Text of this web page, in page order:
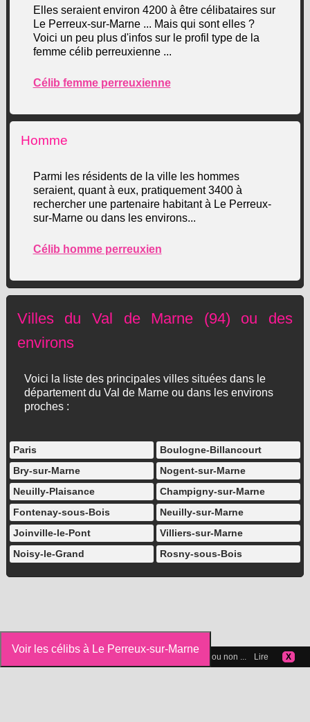
Elles seraient environ 4200 à être célibataires sur
Le Perreux-sur-Marne ... Mais qui sont elles ?
Voici un peu plus d'infos sur le profil type de la
femme célib perreuxienne ...
Célib femme perreuxienne
Homme
Parmi les résidents de la ville les hommes
seraient, quant à eux, pratiquement 3400 à
rechercher une partenaire habitant à Le Perreux-
sur-Marne ou dans les environs...
Célib homme perreuxien
Villes du Val de Marne (94) ou des
environs
Voici la liste des principales villes situées dans le
département du Val de Marne ou dans les environs
proches :
Paris
Boulogne-Billancourt
Bry-sur-Marne
Nogent-sur-Marne
Neuilly-Plaisance
Champigny-sur-Marne
Fontenay-sous-Bois
Neuilly-sur-Marne
Joinville-le-Pont
Villiers-sur-Marne
Noisy-le-Grand
Rosny-sous-Bois
Voir les célibs à Le Perreux-sur-Marne
Vous pouvez gérer les cookies que vous acceptez ou non ... Lire X